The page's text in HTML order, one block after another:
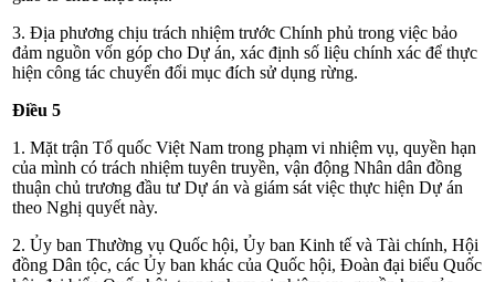
3. Địa phương chịu trách nhiệm trước Chính phủ trong việc bảo
đảm nguồn vốn góp cho Dự án, xác định số liệu chính xác để thực
hiện công tác chuyển đổi mục đích sử dụng rừng.
Điều 5
1. Mặt trận Tổ quốc Việt Nam trong phạm vi nhiệm vụ, quyền hạn
của mình có trách nhiệm tuyên truyền, vận động Nhân dân đồng
thuận chủ trương đầu tư Dự án và giám sát việc thực hiện Dự án
theo Nghị quyết này.
2. Ủy ban Thường vụ Quốc hội, Ủy ban Kinh tế và Tài chính, Hội
đồng Dân tộc, các Ủy ban khác của Quốc hội, Đoàn đại biểu Quốc